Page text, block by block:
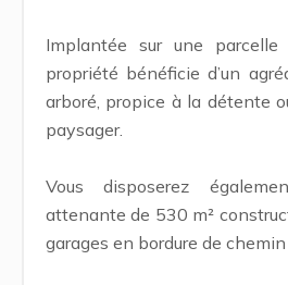
Implantée sur une
propriété bénéficie d’un
arboré, propice à la détente
paysager.
Vous disposerez
attenante de 530 m²
garages en bordure de